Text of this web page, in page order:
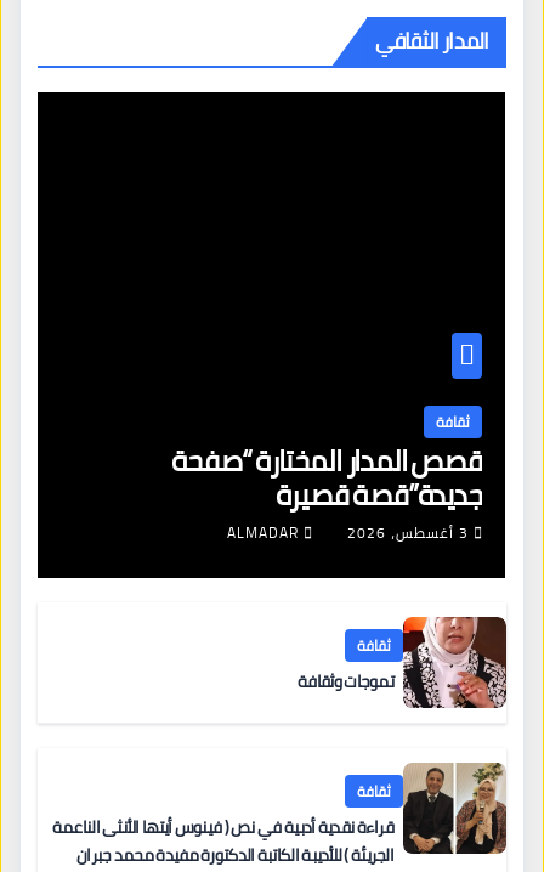
المدار الثقافي
ثقافة
قصص المدار المختارة “صفحة
جديدة”قصة قصيرة
3 أغسطس، 2026 ALMADAR
ثقافة
تموجات وثقافة
ثقافة
قراءة نقدية أدبية في نص ( فينوس أيتها الأنثى الناعمة
الجريئة ) للأديبة الكاتبة الدكتورة مفيدة محمد جبران